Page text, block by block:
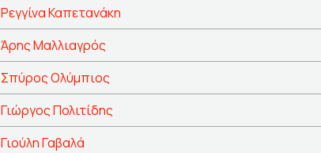
Ρεγγίνα Καπετανάκη
Άρης Μαλλιαγρός
Σπύρος Ολύμπιος
Γιώργος Πολιτίδης
Γιούλη Γαβαλά